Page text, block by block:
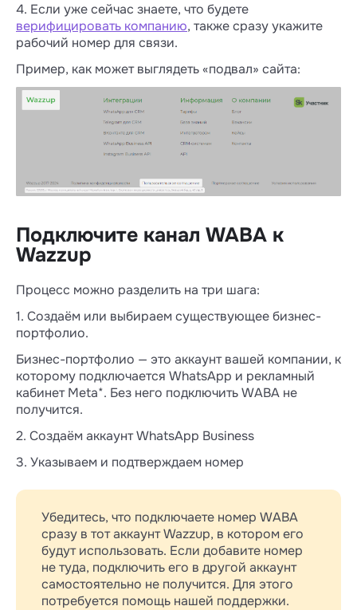
4. Если уже сейчас знаете, что будете
верифицировать компанию, также сразу укажите
рабочий номер для связи.
Пример, как может выглядеть «подвал» сайта:
Подключите канал WABA к
Wazzup
Процесс можно разделить на три шага:
1. Создаём или выбираем существующее бизнес-
портфолио.
Бизнес-портфолио — это аккаунт вашей компании, к
которому подключается WhatsApp и рекламный
кабинет Meta*. Без него подключить WABA не
получится.
2. Создаём аккаунт WhatsApp Business
3. Указываем и подтверждаем номер
Убедитесь, что подключаете номер WABA
сразу в тот аккаунт Wazzup, в котором его
будут использовать. Если добавите номер
не туда, подключить его в другой аккаунт
самостоятельно не получится. Для этого
потребуется помощь нашей поддержки.